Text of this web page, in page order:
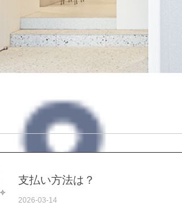
支払い方法は？
2026-03-14